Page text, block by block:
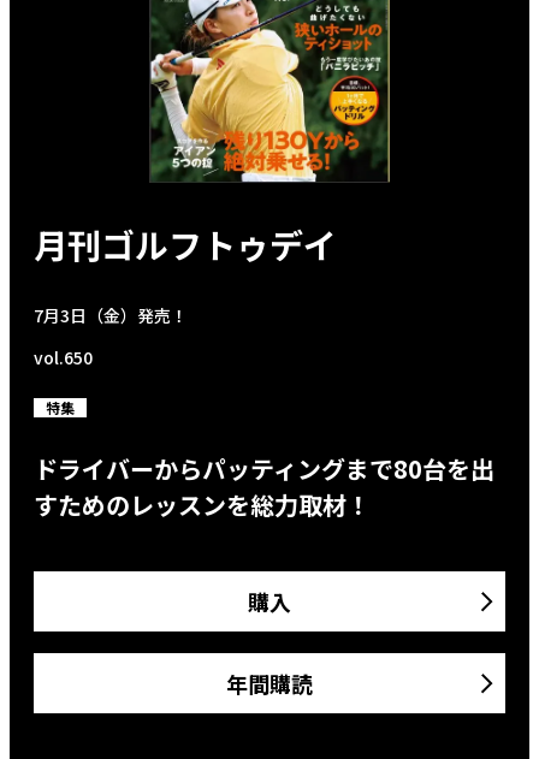
月刊ゴルフトゥデイ
7月3日（金）発売！
vol.650
特集
ドライバーからパッティングまで80台を出
すためのレッスンを総力取材！
購入
年間購読